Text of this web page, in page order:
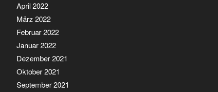
April 2022
März 2022
Februar 2022
Januar 2022
Dezember 2021
Oktober 2021
September 2021